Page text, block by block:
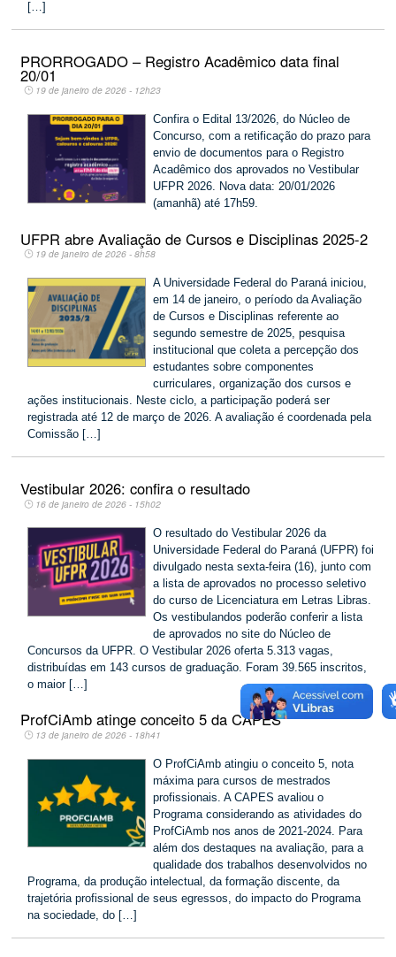
[…]
PRORROGADO – Registro Acadêmico data final
20/01
19 de janeiro de 2026 - 12h23
Confira o Edital 13/2026, do Núcleo de
Concurso, com a retificação do prazo para
envio de documentos para o Registro
Acadêmico dos aprovados no Vestibular
UFPR 2026. Nova data: 20/01/2026
(amanhã) até 17h59.
UFPR abre Avaliação de Cursos e Disciplinas 2025-2
19 de janeiro de 2026 - 8h58
A Universidade Federal do Paraná iniciou,
em 14 de janeiro, o período da Avaliação
de Cursos e Disciplinas referente ao
segundo semestre de 2025, pesquisa
institucional que coleta a percepção dos
estudantes sobre componentes
curriculares, organização dos cursos e
ações institucionais. Neste ciclo, a participação poderá ser
registrada até 12 de março de 2026. A avaliação é coordenada pela
Comissão […]
Vestibular 2026: confira o resultado
16 de janeiro de 2026 - 15h02
O resultado do Vestibular 2026 da
Universidade Federal do Paraná (UFPR) foi
divulgado nesta sexta-feira (16), junto com
a lista de aprovados no processo seletivo
do curso de Licenciatura em Letras Libras.
Os vestibulandos poderão conferir a lista
de aprovados no site do Núcleo de
Concursos da UFPR. O Vestibular 2026 oferta 5.313 vagas,
distribuídas em 143 cursos de graduação. Foram 39.565 inscritos,
o maior […]
ProfCiAmb atinge conceito 5 da CAPES
13 de janeiro de 2026 - 18h41
O ProfCiAmb atingiu o conceito 5, nota
máxima para cursos de mestrados
profissionais. A CAPES avaliou o
Programa considerando as atividades do
ProfCiAmb nos anos de 2021-2024. Para
além dos destaques na avaliação, para a
qualidade dos trabalhos desenvolvidos no
Programa, da produção intelectual, da formação discente, da
trajetória profissional de seus egressos, do impacto do Programa
na sociedade, do […]